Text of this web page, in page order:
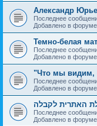
Александр
Последнее
Добавлено в форуме
Темно-белая
Последнее
Добавлено в форуме
"Что мы видим,
Последнее
Добавлено в форуме
האתרית לקבלה
Последнее
Добавлено в форуме